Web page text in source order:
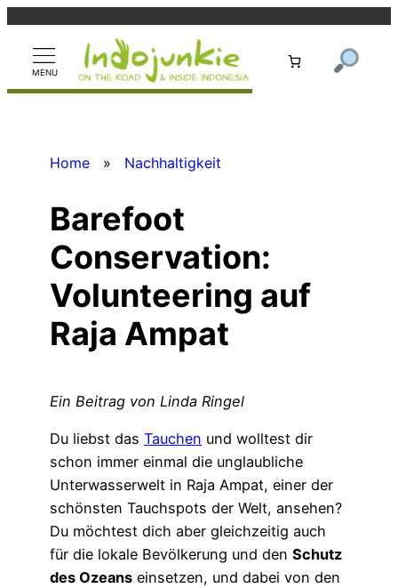
springen
Home » Nachhaltigkeit
Barefoot
Conservation:
Volunteering auf
Raja Ampat
Ein Beitrag von Linda Ringel
Du liebst das Tauchen und wolltest dir
schon immer einmal die unglaubliche
Unterwasserwelt in Raja Ampat, einer der
schönsten Tauchspots der Welt, ansehen?
Du möchtest dich aber gleichzeitig auch
für die lokale Bevölkerung und den Schutz
des Ozeans einsetzen, und dabei von den